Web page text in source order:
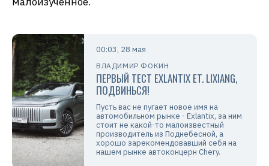
00:03, 28 мая
ВЛАДИМИР ФОКИН
ПЕРВЫЙ ТЕСТ EXLANTIX ET. LIXIANG,
ПОДВИНЬСЯ!
Пусть вас не пугает новое имя на
автомобильном рынке - Exlantix, за ним
стоит не какой-то малоизвестный
производитель из Поднебесной, а
хорошо зарекомендовавший себя на
нашем рынке автоконцерн Chery.